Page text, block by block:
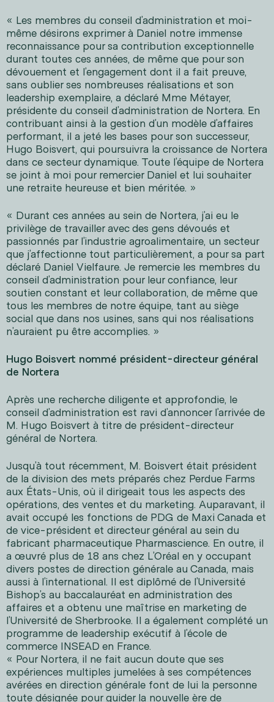
« Les membres du conseil d’administration et moi-
même désirons exprimer à Daniel notre immense
reconnaissance pour sa contribution exceptionnelle
durant toutes ces années, de même que pour son
dévouement et l’engagement dont il a fait preuve,
sans oublier ses nombreuses réalisations et son
leadership exemplaire, a déclaré Mme Métayer,
présidente du conseil d’administration de Nortera. En
contribuant ainsi à la gestion d’un modèle d’affaires
performant, il a jeté les bases pour son successeur,
Hugo Boisvert, qui poursuivra la croissance de Nortera
dans ce secteur dynamique. Toute l’équipe de Nortera
se joint à moi pour remercier Daniel et lui souhaiter
une retraite heureuse et bien méritée. »
« Durant ces années au sein de Nortera, j’ai eu le
privilège de travailler avec des gens dévoués et
passionnés par l’industrie agroalimentaire, un secteur
que j’affectionne tout particulièrement, a pour sa part
déclaré Daniel Vielfaure. Je remercie les membres du
conseil d’administration pour leur confiance, leur
soutien constant et leur collaboration, de même que
tous les membres de notre équipe, tant au siège
social que dans nos usines, sans qui nos réalisations
n’auraient pu être accomplies. »
Hugo Boisvert nommé président-directeur général
de Nortera
Après une recherche diligente et approfondie, le
conseil d’administration est ravi d’annoncer l’arrivée de
M. Hugo Boisvert à titre de président-directeur
général de Nortera.
Jusqu’à tout récemment, M. Boisvert était président
de la division des mets préparés chez Perdue Farms
aux États-Unis, où il dirigeait tous les aspects des
opérations, des ventes et du marketing. Auparavant, il
avait occupé les fonctions de PDG de Maxi Canada et
de vice-président et directeur général au sein du
fabricant pharmaceutique Pharmascience. En outre, il
a œuvré plus de 18 ans chez L’Oréal en y occupant
divers postes de direction générale au Canada, mais
aussi à l’international. Il est diplômé de l’Université
Bishop’s au baccalauréat en administration des
affaires et a obtenu une maîtrise en marketing de
l’Université de Sherbrooke. Il a également complété un
programme de leadership exécutif à l’école de
commerce INSEAD en France.
« Pour Nortera, il ne fait aucun doute que ses
expériences multiples jumelées à ses compétences
avérées en direction générale font de lui la personne
toute désignée pour guider la nouvelle ère de